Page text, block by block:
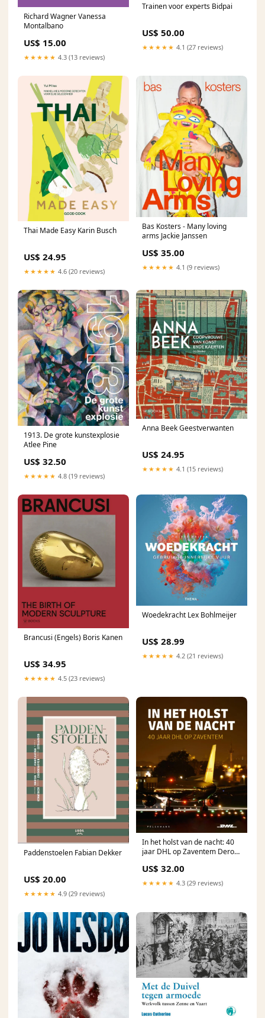
Richard Wagner Vanessa
Montalbano
US$ 15.00
★★★★★ 4.3 (13 reviews)
Trainen voor experts Bidpai
US$ 50.00
★★★★★ 4.1 (27 reviews)
Thai Made Easy Karin Busch
US$ 24.95
★★★★★ 4.6 (20 reviews)
Bas Kosters - Many loving
arms Jackie Janssen
US$ 35.00
★★★★★ 4.1 (9 reviews)
1913. De grote kunstexplosie
Atlee Pine
US$ 32.50
★★★★★ 4.8 (19 reviews)
Anna Beek Geestverwanten
US$ 24.95
★★★★★ 4.1 (15 reviews)
Brancusi (Engels) Boris Kanen
US$ 34.95
★★★★★ 4.5 (23 reviews)
Woedekracht Lex Bohlmeijer
US$ 28.99
★★★★★ 4.2 (21 reviews)
Paddenstoelen Fabian Dekker
US$ 20.00
★★★★★ 4.9 (29 reviews)
In het holst van de nacht: 40
jaar DHL op Zaventem Deron
US$ 32.00
★★★★★ 4.3 (29 reviews)